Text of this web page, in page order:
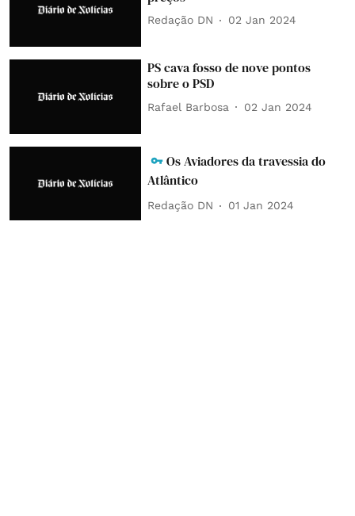
Redação DN 02 Jan 2024
PS cava fosso de nove pontos
sobre o PSD
Rafael Barbosa 02 Jan 2024
Os Aviadores da travessia do
Atlântico
Redação DN 01 Jan 2024